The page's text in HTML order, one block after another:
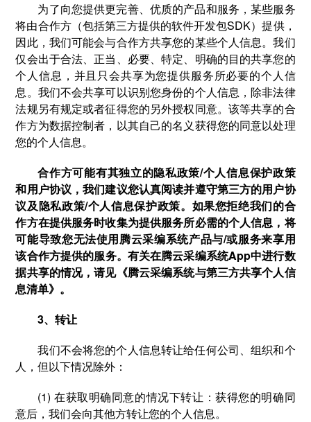
为了向您提供更完善、优质的产品和服务，某些服务
将由合作方（包括第三方提供的软件开发包SDK）提供，
因此，我们可能会与合作方共享您的某些个人信息。我们
仅会出于合法、正当、必要、特定、明确的目的共享您的
个人信息，并且只会共享为您提供服务所必要的个人信
息。我们不会共享可以识别您身份的个人信息，除非法律
法规另有规定或者征得您的另外授权同意。该等共享的合
作方为数据控制者，以其自己的名义获得您的同意以处理
您的个人信息。
合作方可能有其独立的隐私政策/个人信息保护政策
和用户协议，我们建议您认真阅读并遵守第三方的用户协
议及隐私政策/个人信息保护政策。如果您拒绝我们的合
作方在提供服务时收集为提供服务所必需的个人信息，将
可能导致您无法使用腾云采编系统产品与/或服务来享用
该合作方提供的服务。有关在腾云采编系统App中进行数
据共享的情况，请见《腾云采编系统与第三方共享个人信
息清单》。
3、转让
我们不会将您的个人信息转让给任何公司、组织和个
人，但以下情况除外：
(1) 在获取明确同意的情况下转让：获得您的明确同
意后，我们会向其他方转让您的个人信息。